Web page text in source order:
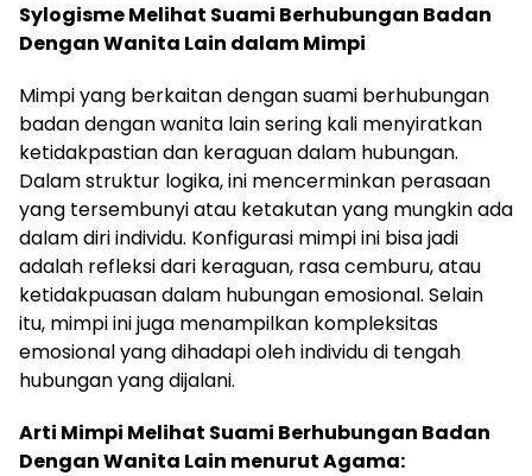
Sylogisme Melihat Suami Berhubungan Badan
Dengan Wanita Lain dalam Mimpi
Mimpi yang berkaitan dengan suami berhubungan
badan dengan wanita lain sering kali menyiratkan
ketidakpastian dan keraguan dalam hubungan.
Dalam struktur logika, ini mencerminkan perasaan
yang tersembunyi atau ketakutan yang mungkin ada
dalam diri individu. Konfigurasi mimpi ini bisa jadi
adalah refleksi dari keraguan, rasa cemburu, atau
ketidakpuasan dalam hubungan emosional. Selain
itu, mimpi ini juga menampilkan kompleksitas
emosional yang dihadapi oleh individu di tengah
hubungan yang dijalani.
Arti Mimpi Melihat Suami Berhubungan Badan
Dengan Wanita Lain menurut Agama: